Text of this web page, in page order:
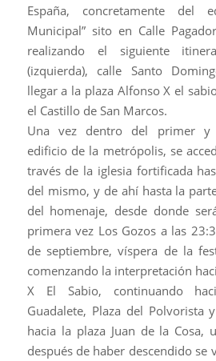
España, concretamente del
Municipal” sito en Calle
realizando el siguiente
(izquierda), calle Santo
llegar a la plaza Alfonso X el
el Castillo de San Marcos.
Una vez dentro del primer y
edificio de la metrópolis, se
través de la iglesia fortificada
del mismo, y de ahí hasta la
del homenaje, desde donde
primera vez Los Gozos a las
de septiembre, víspera de la
comenzando la interpretación
X El Sabio, continuando
Guadalete, Plaza del Polvorista
hacia la plaza Juan de la Cosa,
después de haber descendido